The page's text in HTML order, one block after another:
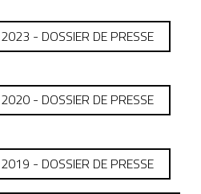
- DOSSIER DE PRESSE
- DOSSIER DE PRESSE
- DOSSIER DE PRESSE